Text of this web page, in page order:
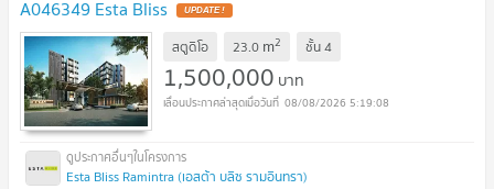
A046349 Esta Bliss UPDATE !
สตูดิโอ 23.0 m2 ชั้น4
1,500,000 บาท
08/08/2026 5:19:08
Esta Bliss Ramintra (เอสต้า บลิซ รามอินทรา)